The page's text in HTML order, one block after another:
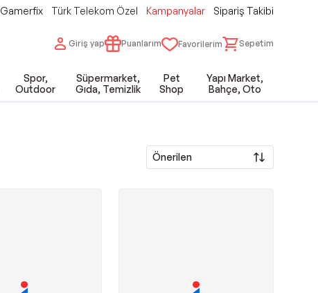
Gamerfix Türk Telekom Özel Kampanyalar Sipariş Takibi
Giriş yap Puanlarım Favorilerim Sepetim
Spor,
Outdoor
Süpermarket,
Gıda, Temizlik
Pet
Shop
Yapı Market,
Bahçe, Oto
Önerilen